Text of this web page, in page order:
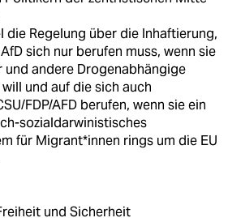
die Regelung über die Inhaftierung,
sich nur berufen muss, wenn sie
und andere Drogenabhängige
und auf die sich auch
FDP/AFD berufen, wenn sie ein
sozialdarwinistisches
für Migrant*innen rings um die EU
und Sicherheit